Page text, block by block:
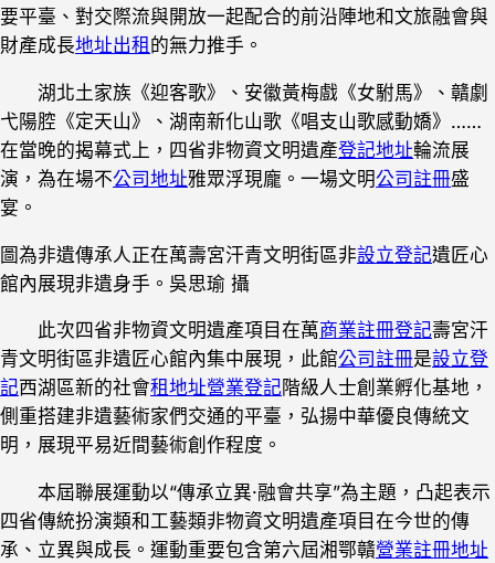
要平臺、對交際流與開放一起配合的前沿陣地和文旅融會與
財產成長地址出租 的無力推手。
湖北土家族《迎客歌》、安徽黃梅戲《女駙馬》、贛劇
弋陽腔《定天山》、湖南新化山歌《唱支山歌感動嬌》……
在當晚的揭幕式上，四省非物資文明遺產登記地址輪流展
演，為在場不公司地址雅眾浮現龐。一場文明公司註冊盛
宴。
圖為非遺傳承人正在萬壽宮汗青文明街區非設立登記遺匠心
館內展現非遺身手。吳思瑜 攝
此次四省非物資文明遺產項目在萬商業註冊登記壽宮汗
青文明街區非遺匠心館內集中展現，此館公司註冊是設立登
記西湖區新的社會租地址營業登記 階級人士創業孵化基地，
側重搭建非遺藝術家們交通的平臺，弘揚中華優良傳統文
明，展現平易近間藝術創作程度。
本屆聯展運動以“傳承立異·融會共享”為主題，凸起表示
四省傳統扮演類和工藝類非物資文明遺產項目在今世的傳
承、立異與成長。運動重要包含第六屆湘鄂贛營業註冊地址